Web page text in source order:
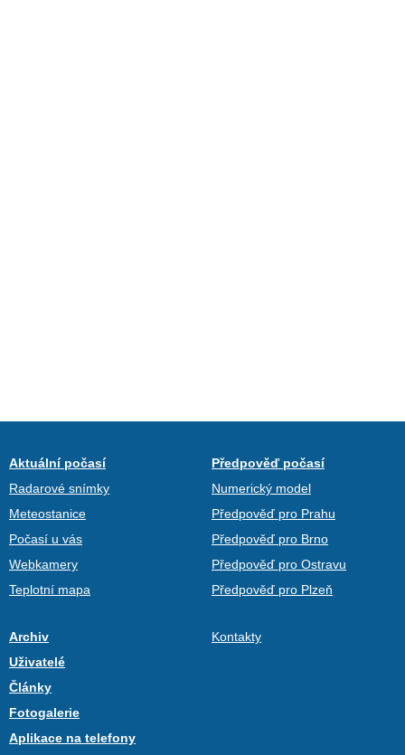
Aktuální počasí
Radarové snímky
Meteostanice
Počasí u vás
Webkamery
Teplotní mapa
Předpověď počasí
Numerický model
Předpověď pro Prahu
Předpověď pro Brno
Předpověď pro Ostravu
Předpověď pro Plzeň
Archiv
Uživatelé
Články
Fotogalerie
Aplikace na telefony
Kontakty